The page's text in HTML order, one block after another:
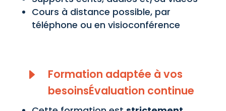
Cours à distance possible, par
téléphone ou en visioconférence
E
Formation adaptée à vos
besoinsÉvaluation continue